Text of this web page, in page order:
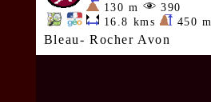
130 m
390
16.8 kms
450 m
Bleau- Rocher Avon